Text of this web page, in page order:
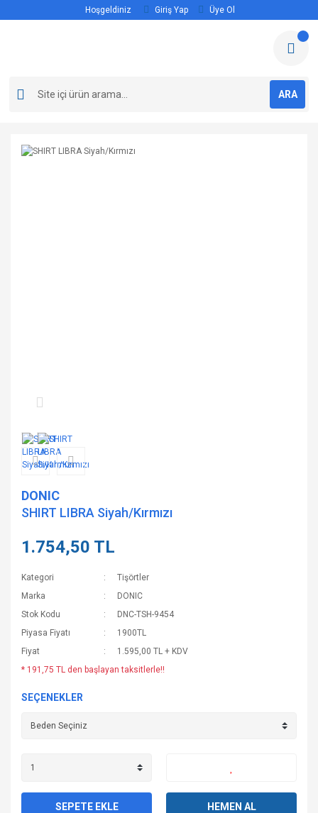
Hoşgeldiniz Giriş Yap Üye Ol
ARA
DONIC
SHIRT LIBRA Siyah/Kırmızı
1.754,50 TL
Kategori
Tişörtler
Marka
DONIC
Stok Kodu
DNC-TSH-9454
Piyasa Fiyatı
1900TL
Fiyat
1.595,00 TL + KDV
* 191,75 TL den başlayan taksitlerle!!
SEÇENEKLER
SEPETE EKLE HEMEN AL